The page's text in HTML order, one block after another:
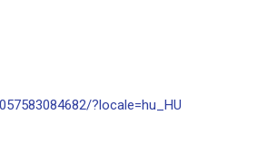
?locale=hu_HU